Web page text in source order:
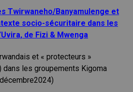
Twirwaneho/Banyamulenge et
socio-sécuritaire dans les
de Fizi & Mwenga